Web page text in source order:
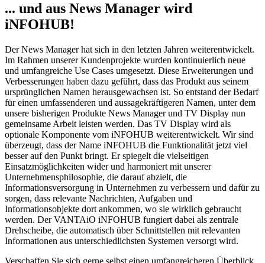
... und aus News Manager wird
iNFOHUB!
Der News Manager hat sich in den letzten Jahren weiterentwickelt.
Im Rahmen unserer Kundenprojekte wurden kontinuierlich neue
und umfangreiche Use Cases umgesetzt. Diese Erweiterungen und
Verbesserungen haben dazu geführt, dass das Produkt aus seinem
ursprünglichen Namen herausgewachsen ist. So entstand der Bedarf
für einen umfassenderen und aussagekräftigeren Namen, unter dem
unsere bisherigen Produkte News Manager und TV Display nun
gemeinsame Arbeit leisten werden. Das TV Display wird als
optionale Komponente vom iNFOHUB weiterentwickelt. Wir sind
überzeugt, dass der Name iNFOHUB die Funktionalität jetzt viel
besser auf den Punkt bringt. Er spiegelt die vielseitigen
Einsatzmöglichkeiten wider und harmoniert mit unserer
Unternehmensphilosophie, die darauf abzielt, die
Informationsversorgung in Unternehmen zu verbessern und dafür zu
sorgen, dass relevante Nachrichten, Aufgaben und
Informationsobjekte dort ankommen, wo sie wirklich gebraucht
werden. Der VANTAiO iNFOHUB fungiert dabei als zentrale
Drehscheibe, die automatisch über Schnittstellen mit relevanten
Informationen aus unterschiedlichsten Systemen versorgt wird.